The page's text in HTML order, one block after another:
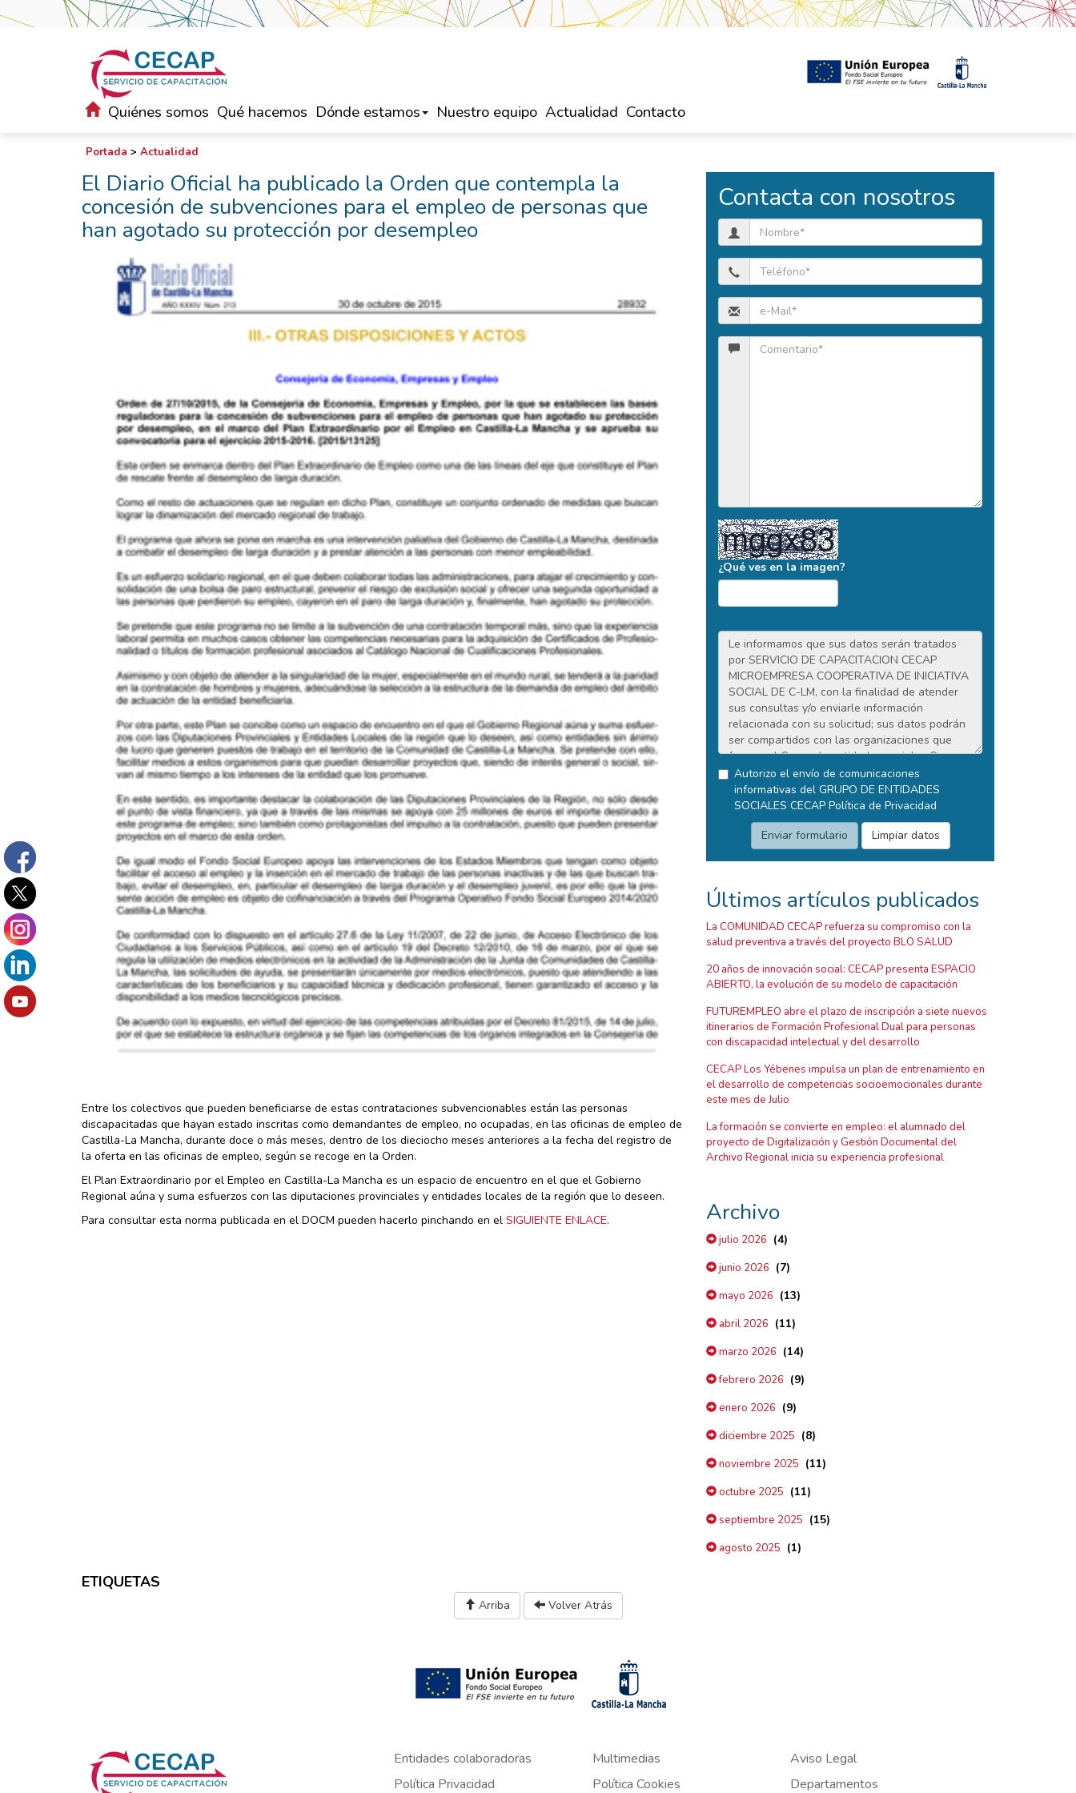
Quiénes somos Qué hacemos Dónde estamos Nuestro equipo Actualidad Contacto
Portada > Actualidad
El Diario Oficial ha publicado la Orden que contempla la
concesión de subvenciones para el empleo de personas que
han agotado su protección por desempleo
Entre los colectivos que pueden beneficiarse de estas contrataciones subvencionables están las personas
discapacitadas que hayan estado inscritas como demandantes de empleo, no ocupadas, en las oficinas de empleo de
Castilla-La Mancha, durante doce o más meses, dentro de los dieciocho meses anteriores a la fecha del registro de
la oferta en las oficinas de empleo, según se recoge en la Orden.
El Plan Extraordinario por el Empleo en Castilla-La Mancha es un espacio de encuentro en el que el Gobierno
Regional aúna y suma esfuerzos con las diputaciones provinciales y entidades locales de la región que lo deseen.
Para consultar esta norma publicada en el DOCM pueden hacerlo pinchando en el SIGUIENTE ENLACE.
Contacta con nosotros
¿Qué ves en la imagen?
Autorizo el envío de comunicaciones
informativas del GRUPO DE ENTIDADES
SOCIALES CECAP Política de Privacidad
Últimos artículos publicados
La COMUNIDAD CECAP refuerza su compromiso con la
salud preventiva a través del proyecto BLO SALUD
20 años de innovación social: CECAP presenta ESPACIO
ABIERTO, la evolución de su modelo de capacitación
FUTUREMPLEO abre el plazo de inscripción a siete nuevos
itinerarios de Formación Profesional Dual para personas
con discapacidad intelectual y del desarrollo
CECAP Los Yébenes impulsa un plan de entrenamiento en
el desarrollo de competencias socioemocionales durante
este mes de Julio
La formación se convierte en empleo: el alumnado del
proyecto de Digitalización y Gestión Documental del
Archivo Regional inicia su experiencia profesional
Archivo
julio 2026 (4)
junio 2026 (7)
mayo 2026 (13)
abril 2026 (11)
marzo 2026 (14)
febrero 2026 (9)
enero 2026 (9)
diciembre 2025 (8)
noviembre 2025 (11)
octubre 2025 (11)
septiembre 2025 (15)
agosto 2025 (1)
ETIQUETAS
Arriba Volver Atrás
Entidades colaboradoras Multimedias
Aviso Legal
Política Privacidad
Política Cookies Departamentos